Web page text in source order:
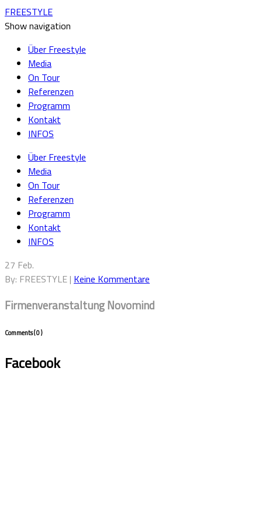
FREESTYLE
Show navigation
Über Freestyle
Media
On Tour
Referenzen
Programm
Kontakt
INFOS
Über Freestyle
Media
On Tour
Referenzen
Programm
Kontakt
INFOS
27 Feb.
By: FREESTYLE | Keine Kommentare
Firmenveranstaltung Novomind
Comments( 0 )
Facebook